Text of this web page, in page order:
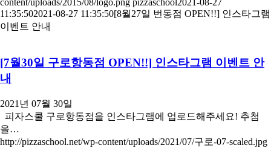
11:35:502021-08-27 11:35:50[8월27일 번동점 OPEN!!] 인스타그램
이벤트 안내
[7월30일 구로항동점 OPEN!!] 인스타그램 이벤트 안
내
2021년 07월 30일
피자스쿨 구로항동점을 인스타그램에 업로드해주세요! 추첨
을…
http://pizzaschool.net/wp-content/uploads/2021/07/구로-07-scaled.jpg